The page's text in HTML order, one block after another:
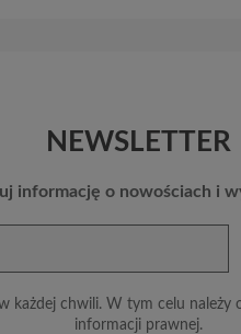
NEWSLETTER
informację o nowościach i
każdej chwili. W tym celu należy
informacji prawnej.